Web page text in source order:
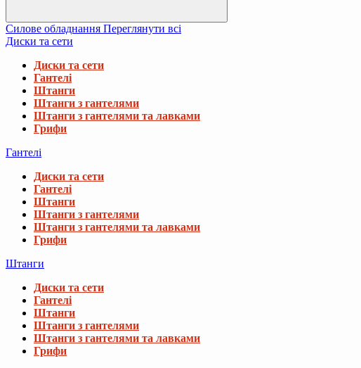
Силове обладнання Переглянути всі
Диски та сети
Диски та сети
Гантелі
Штанги
Штанги з гантелями
Штанги з гантелями та лавками
Грифи
Гантелі
Диски та сети
Гантелі
Штанги
Штанги з гантелями
Штанги з гантелями та лавками
Грифи
Штанги
Диски та сети
Гантелі
Штанги
Штанги з гантелями
Штанги з гантелями та лавками
Грифи